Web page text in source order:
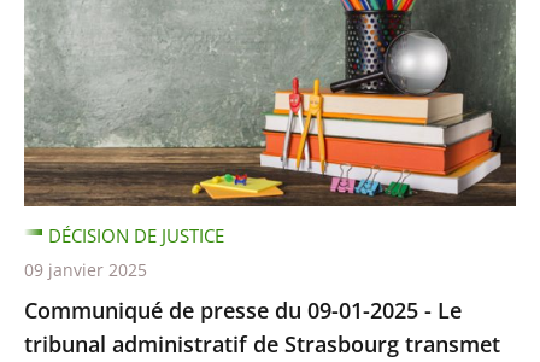
Communiqué de presse du 09-01-2025 - Le
tribunal administratif de Strasbourg transmet
DÉCISION DE JUSTICE
09 janvier 2025